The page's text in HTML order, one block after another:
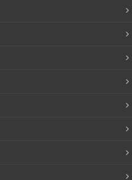
乗せるのでも良いけど、
場合）